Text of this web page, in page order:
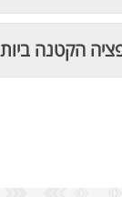
הקטנה